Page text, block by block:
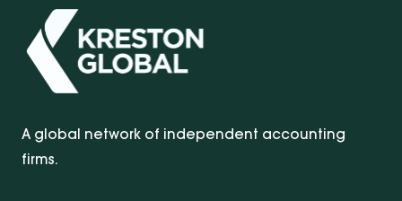
A global network of independent accounting
firms.